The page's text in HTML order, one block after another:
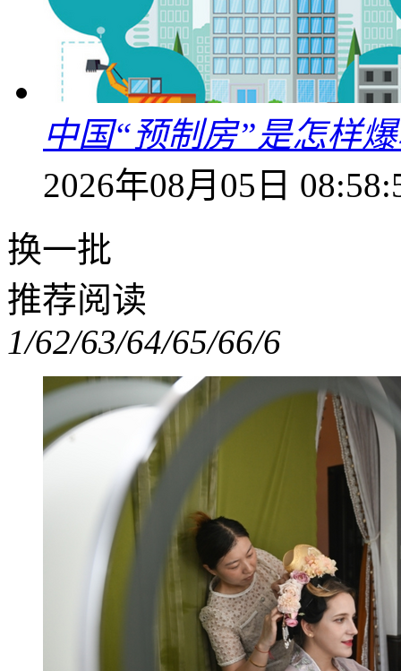
中国“预制房”是怎样
2026年08月05日
换一批
推荐阅读
1/62/63/64/65/66/6